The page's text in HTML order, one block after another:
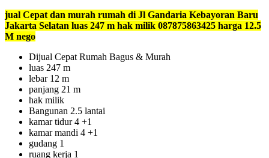
jual Cepat dan murah rumah di Jl Gandaria Kebayoran Baru
Jakarta Selatan luas 247 m hak milik 087875863425 harga 12.5
M nego
Dijual Cepat Rumah Bagus & Murah
luas 247 m
lebar 12 m
panjang 21 m
hak milik
Bangunan 2.5 lantai
kamar tidur 4 +1
kamar mandi 4 +1
gudang 1
ruang kerja 1